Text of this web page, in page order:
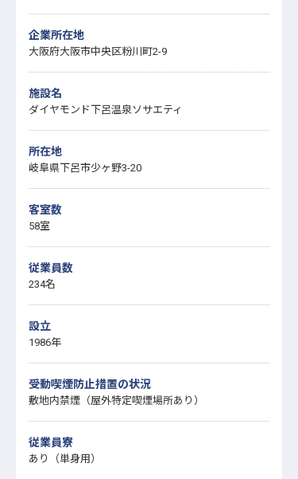
企業所在地
大阪府大阪市中央区粉川町2-9
施設名
ダイヤモンド下呂温泉ソサエティ
所在地
岐阜県下呂市少ヶ野3-20
客室数
58室
従業員数
234名
設立
1986年
受動喫煙防止措置の状況
敷地内禁煙（屋外特定喫煙場所あり）
従業員寮
あり（単身用）